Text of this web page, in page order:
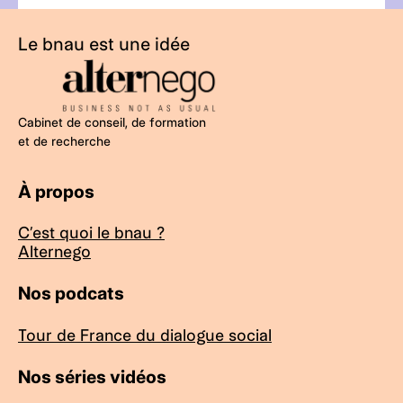
Le bnau est une idée
Cabinet de conseil, de formation
et de recherche
À propos
C’est quoi le bnau ?
Alternego
Nos podcats
Tour de France du dialogue social
Nos séries vidéos